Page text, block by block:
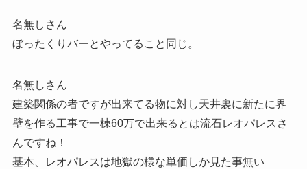
名無しさん
ぼったくりバーとやってること同じ。
名無しさん
建築関係の者ですが出来てる物に対し天井裏に新たに界
壁を作る工事で一棟60万で出来るとは流石レオパレスさ
んですね！
基本、レオパレスは地獄の様な単価しか見た事無い